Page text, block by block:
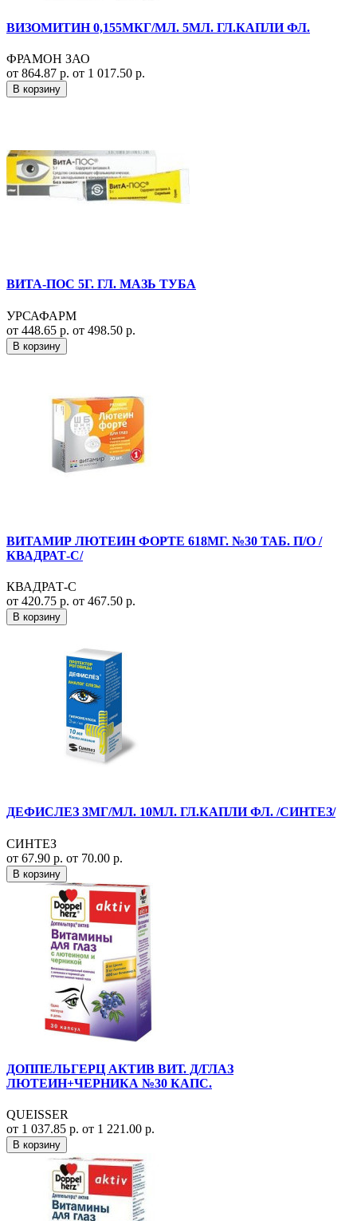
ВИЗОМИТИН 0,155МКГ/МЛ. 5МЛ. ГЛ.КАПЛИ ФЛ.
ФРАМОН ЗАО
от 864.87 р. от 1 017.50 р.
В корзину
ВИТА-ПОС 5Г. ГЛ. МАЗЬ ТУБА
УРСАФАРМ
от 448.65 р. от 498.50 р.
В корзину
ВИТАМИР ЛЮТЕИН ФОРТЕ 618МГ. №30 ТАБ. П/О /
КВАДРАТ-С/
КВАДРАТ-С
от 420.75 р. от 467.50 р.
В корзину
ДЕФИСЛЕЗ 3МГ/МЛ. 10МЛ. ГЛ.КАПЛИ ФЛ. /СИНТЕЗ/
СИНТЕЗ
от 67.90 р. от 70.00 р.
В корзину
ДОППЕЛЬГЕРЦ АКТИВ ВИТ. Д/ГЛАЗ
ЛЮТЕИН+ЧЕРНИКА №30 КАПС.
QUEISSER
от 1 037.85 р. от 1 221.00 р.
В корзину